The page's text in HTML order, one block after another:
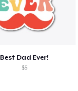
Best Dad Ever!
$5